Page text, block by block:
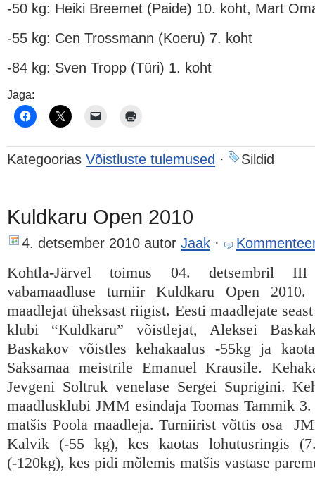
-50 kg: Heiki Breemet (Paide) 10. koht, Mart
-55 kg: Cen Trossmann (Koeru) 7. koht
-84 kg: Sven Tropp (Türi) 1. koht
Jaga:
Kategoorias Võistluste tulemused · Sildid
Kuldkaru Open 2010
4. detsember 2010 autor Jaak ·
Kohtla-Järvel toimus 04. detsembril III
vabamaadluse turniir Kuldkaru Open
maadlejat üheksast riigist. Eesti maadlejate
klubi “Kuldkaru” võistlejat, Aleksei
Baskakov võistles kehakaalus -55kg ja
Saksamaa meistrile Emanuel Krausile.
Jevgeni Soltruk venelase Sergei Suprigini.
maadlusklubi JMM esindaja Toomas Tammik
matšis Poola maadleja. Turniirist võttis osa
Kalvik (-55 kg), kes kaotas lohutusringis
(-120kg), kes pidi mõlemis matšis vastase